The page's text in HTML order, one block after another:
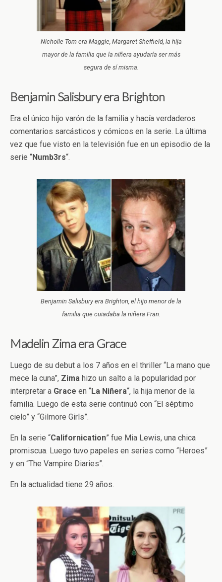
Nicholle Tom era Maggie, Margaret Sheffield, la hija
mayor de la familia que la niñera ayudaría ser más
segura de sí misma.
Benjamin Salisbury era Brighton
Era el único hijo varón de la familia y hacía verdaderos
comentarios sarcásticos y cómicos en la serie. La última
vez que fue visto en la televisión fue en un episodio de la
serie “Numb3rs“.
Benjamin Salisbury era Brighton, el hijo menor de la
familia que cuiadaba la niñera Fran.
Madelin Zima era Grace
Luego de su debut a los 7 años en el thriller “La mano que
mece la cuna”, Zima hizo un salto a la popularidad por
interpretar a Grace en “La Niñera“, la hija menor de la
familia. Luego de esta serie continuó con “El séptimo
cielo” y “Gilmore Girls”.
En la serie “Californication” fue Mia Lewis, una chica
promiscua. Luego tuvo papeles en series como “Heroes”
y en “The Vampire Diaries”.
En la actualidad tiene 29 años.